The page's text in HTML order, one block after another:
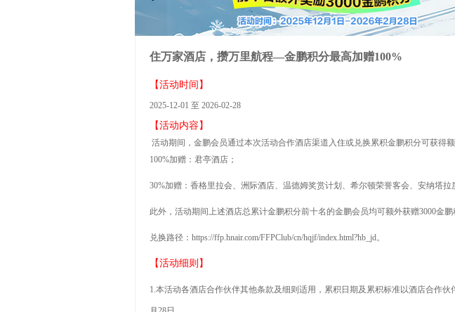
住万家酒店，攒万里航程—金鹏积分最高加赠100%
【活动时间】
2025-12-01 至 2026-02-28
【活动内容】
活动期间，金鹏会员通过本次活动合作酒店渠道入住或兑换累积金鹏积分可获得
100%加赠：君亭酒店；
30%加赠：香格里拉会、洲际酒店、温德姆奖赏计划、希尔顿荣誉客会、安纳塔
此外，活动期间上述酒店总累计金鹏积分前十名的金鹏会员均可额外获赠3000金鹏
兑换路径： https://ffp.hnair.com/FFPClub/cn/hqjf/index.html?hb_jd。
【活动细则 】
1.本活动各酒店合作伙伴其他条款及细则适用，累积日期及累积标准以酒店合作